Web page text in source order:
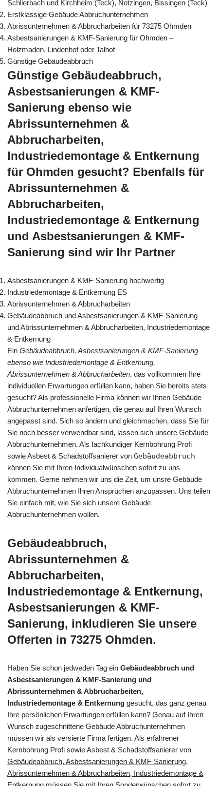
Schlierbach und Kirchheim (Teck), Notzingen, Bissingen (Teck)
Erstklassige Gebäude Abbruchunternehmen
Abrissunternehmen & Abbrucharbeiten für 73275 Ohmden
Asbestsanierungen & KMF-Sanierung für Ohmden –
Holzmaden, Lindenhof oder Talhof
Günstige Gebäudeabbruch
Günstige Gebäudeabbruch,
Asbestsanierungen & KMF-
Sanierung ebenso wie
Abrissunternehmen &
Abbrucharbeiten,
Industriedemontage & Entkernung
für Ohmden gesucht? Ebenfalls für
Abrissunternehmen &
Abbrucharbeiten,
Industriedemontage & Entkernung
und Asbestsanierungen & KMF-
Sanierung sind wir Ihr Partner
Asbestsanierungen & KMF-Sanierung hochwertig
Industriedemontage & Entkernung ES
Abrissunternehmen & Abbrucharbeiten
Gebäudeabbruch und Asbestsanierungen & KMF-Sanierung
und Abrissunternehmen & Abbrucharbeiten, Industriedemontage
& Entkernung
Ein Gebäudeabbruch, Asbestsanierungen & KMF-Sanierung
ebenso wie Industriedemontage & Entkernung,
Abrissunternehmen & Abbrucharbeiten, das vollkommen Ihre
individuellen Erwartungen erfüllen kann, haben Sie bereits stets
gesucht? Als professionelle Firma können wir Ihnen Gebäude
Abbruchunternehmen anfertigen, die genau auf Ihren Wunsch
angepasst sind. Sich so ändern und gleichmachen, dass Sie für
Sie noch besser verwendbar sind, lassen sich unsere Gebäude
Abbruchunternehmen. Als fachkundiger Kernbohrung Profi
sowie Asbest & Schadstoffsanierer von Gebäudeabbruch
können Sie mit Ihren Individualwünschen sofort zu uns
kommen. Gerne nehmen wir uns die Zeit, um unsre Gebäude
Abbruchunternehmen Ihren Ansprüchen anzupassen. Uns teilen
Sie einfach mit, wie Sie sich unsere Gebäude
Abbruchunternehmen wollen.
Gebäudeabbruch,
Abrissunternehmen &
Abbrucharbeiten,
Industriedemontage & Entkernung,
Asbestsanierungen & KMF-
Sanierung, inkludieren Sie unsere
Offerten in 73275 Ohmden.
Haben Sie schon jedweden Tag ein Gebäudeabbruch und
Asbestsanierungen & KMF-Sanierung und
Abrissunternehmen & Abbrucharbeiten,
Industriedemontage & Entkernung gesucht, das ganz genau
Ihre persönlichen Erwartungen erfüllen kann? Genau auf Ihren
Wunsch zugeschnittene Gebäude Abbruchunternehmen
müssen wir als versierte Firma fertigen. Als erfahrener
Kernbohrung Profi sowie Asbest & Schadstoffsanierer von
Gebäudeabbruch, Asbestsanierungen & KMF-Sanierung,
Abrissunternehmen & Abbrucharbeiten, Industriedemontage &